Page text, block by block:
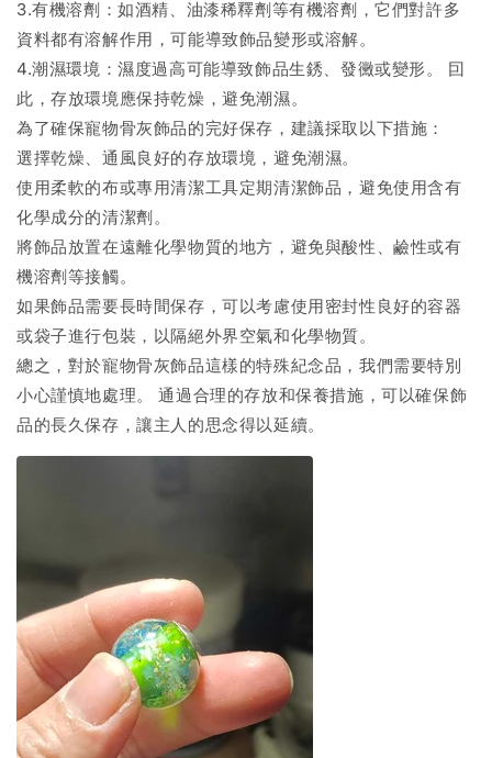
3.有機溶劑：如酒精、油漆稀釋劑等有機溶劑，它們對許多
資料都有溶解作用，可能導致飾品變形或溶解。
4.潮濕環境：濕度過高可能導致飾品生銹、發黴或變形。 囙
此，存放環境應保持乾燥，避免潮濕。
為了確保寵物骨灰飾品的完好保存，建議採取以下措施：
選擇乾燥、通風良好的存放環境，避免潮濕。
使用柔軟的布或專用清潔工具定期清潔飾品，避免使用含有
化學成分的清潔劑。
將飾品放置在遠離化學物質的地方，避免與酸性、鹼性或有
機溶劑等接觸。
如果飾品需要長時間保存，可以考慮使用密封性良好的容器
或袋子進行包裝，以隔絕外界空氣和化學物質。
總之，對於寵物骨灰飾品這樣的特殊紀念品，我們需要特別
小心謹慎地處理。 通過合理的存放和保養措施，可以確保飾
品的長久保存，讓主人的思念得以延續。